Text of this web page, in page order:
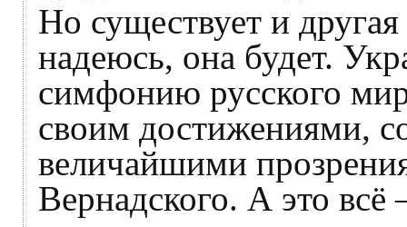
Но существует и
надеюсь, она будет.
симфонию русского
своим достижениями,
величайшими
Вернадского. А это всё